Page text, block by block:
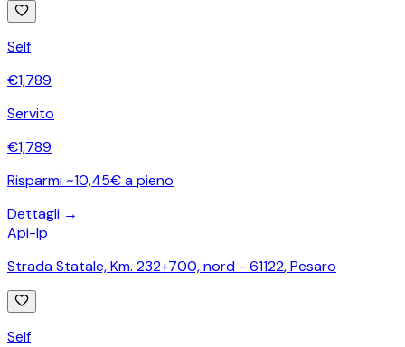
Self
€1,789
Servito
€1,789
Risparmi ~10,45€ a pieno
Dettagli →
Api-Ip
Strada Statale, Km. 232+700, nord - 61122,Pesaro
Self